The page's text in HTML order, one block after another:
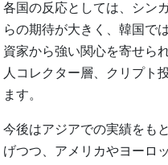
各国の反応としては、シン
らの期待が大きく、韓国で
資家から強い関心を寄せら
人コレクター層、クリプト
ます。
今後はアジアでの実績をも
げつつ、アメリカやヨーロ